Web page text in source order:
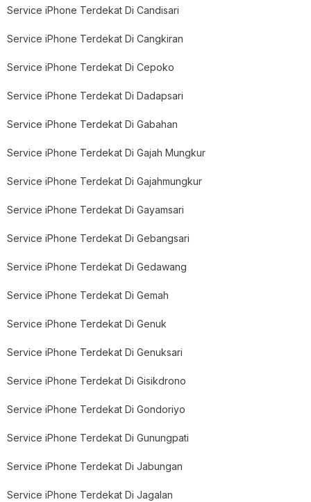
Service iPhone Terdekat Di Candisari
Service iPhone Terdekat Di Cangkiran
Service iPhone Terdekat Di Cepoko
Service iPhone Terdekat Di Dadapsari
Service iPhone Terdekat Di Gabahan
Service iPhone Terdekat Di Gajah Mungkur
Service iPhone Terdekat Di Gajahmungkur
Service iPhone Terdekat Di Gayamsari
Service iPhone Terdekat Di Gebangsari
Service iPhone Terdekat Di Gedawang
Service iPhone Terdekat Di Gemah
Service iPhone Terdekat Di Genuk
Service iPhone Terdekat Di Genuksari
Service iPhone Terdekat Di Gisikdrono
Service iPhone Terdekat Di Gondoriyo
Service iPhone Terdekat Di Gunungpati
Service iPhone Terdekat Di Jabungan
Service iPhone Terdekat Di Jagalan